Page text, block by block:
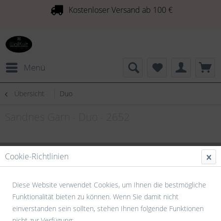
Kostenloser Versand ab 100 €
Menü
Übersicht Duo
Cookie-Richtlinien
Diese Website verwendet Cookies, um Ihnen die bestmögliche
Funktionalität bieten zu können. Wenn Sie damit nicht
einverstanden sein sollten, stehen Ihnen folgende Funktionen